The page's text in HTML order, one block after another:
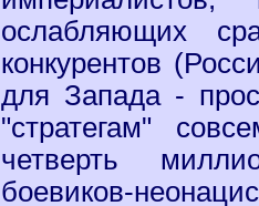
ослабляющих
конкурентов
для Запада -
"стратегам"
четверть
боевиков-